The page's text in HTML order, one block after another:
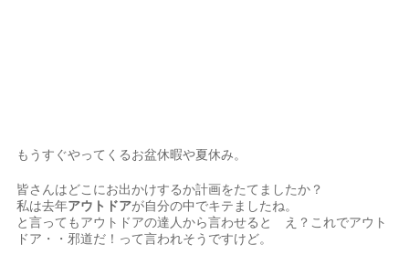
もうすぐやってくるお盆休暇や夏休み。
皆さんはどこにお出かけするか計画をたてましたか？
私は去年アウトドアが自分の中でキテましたね。
と言ってもアウトドアの達人から言わせると え？これでアウト
ドア・・邪道だ！って言われそうですけど。